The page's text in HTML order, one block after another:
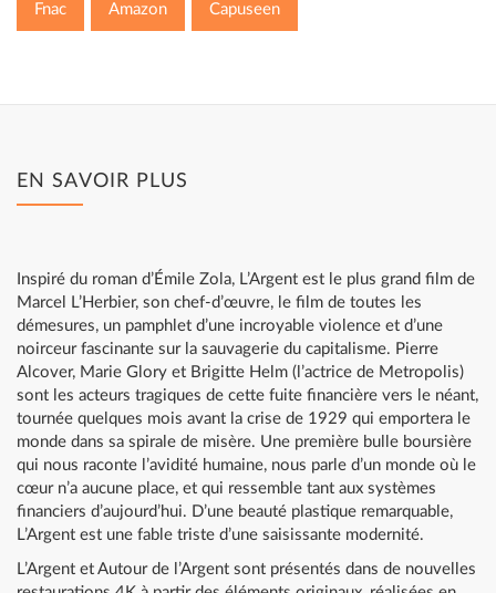
Fnac Amazon Capuseen
EN SAVOIR PLUS
Inspiré du roman d’Émile Zola, L’Argent est le plus grand film de
Marcel L’Herbier, son chef-d’œuvre, le film de toutes les
démesures, un pamphlet d’une incroyable violence et d’une
noirceur fascinante sur la sauvagerie du capitalisme. Pierre
Alcover, Marie Glory et Brigitte Helm (l’actrice de Metropolis)
sont les acteurs tragiques de cette fuite financière vers le néant,
tournée quelques mois avant la crise de 1929 qui emportera le
monde dans sa spirale de misère. Une première bulle boursière
qui nous raconte l’avidité humaine, nous parle d’un monde où le
cœur n’a aucune place, et qui ressemble tant aux systèmes
financiers d’aujourd’hui. D’une beauté plastique remarquable,
L’Argent est une fable triste d’une saisissante modernité.
L’Argent et Autour de l’Argent sont présentés dans de nouvelles